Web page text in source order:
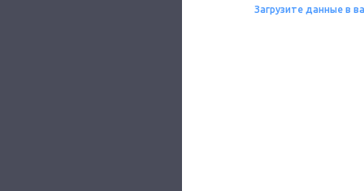
Загрузите данные в